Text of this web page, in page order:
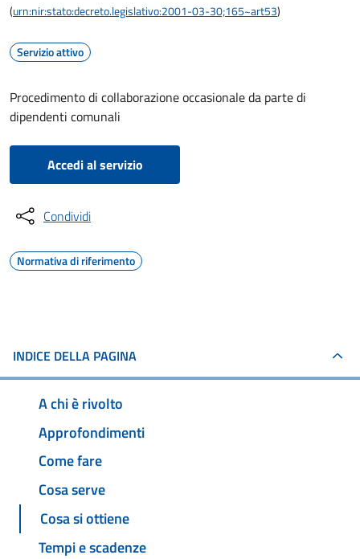
(urn:nir:stato:decreto.legislativo:2001-03-30;165~art53)
Servizio attivo
Procedimento di collaborazione occasionale da parte di
dipendenti comunali
Accedi al servizio
Condividi
Normativa di riferimento
INDICE DELLA PAGINA
A chi è rivolto
Approfondimenti
Come fare
Cosa serve
Cosa si ottiene
Tempi e scadenze